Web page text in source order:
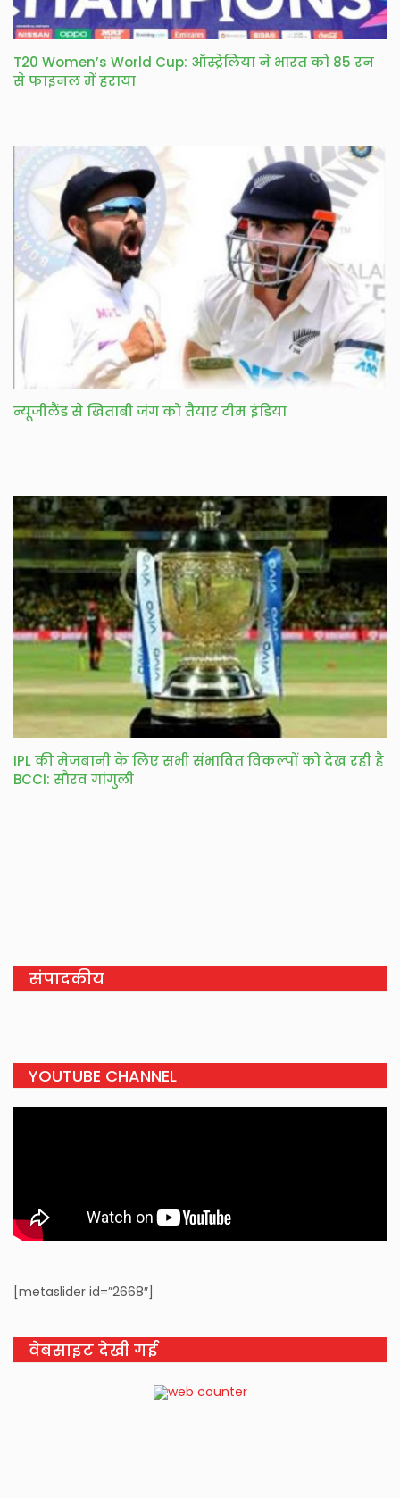
T20 Women’s World Cup: ऑस्ट्रेलिया ने भारत को 85 रन
से फाइनल में हराया
न्यूजीलैंड से खिताबी जंग को तैयार टीम इंडिया
IPL की मेजबानी के लिए सभी संभावित विकल्पों को देख रही है
BCCI: सौरव गांगुली
संपादकीय
YOUTUBE CHANNEL
[metaslider id=”2668″]
वेबसाइट देखी गई